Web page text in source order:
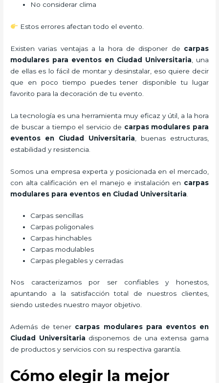
No considerar clima
Estos errores afectan todo el evento.
Existen varias ventajas a la hora de disponer de carpas
modulares para eventos en Ciudad Universitaria , una
de ellas es lo fácil de montar y desinstalar, eso quiere decir
que en poco tiempo puedes tener disponible tu lugar
favorito para la decoración de tu evento.
La tecnología es una herramienta muy eficaz y útil, a la hora
de buscar a tiempo el servicio de carpas modulares para
eventos en Ciudad Universitaria , buenas estructuras,
estabilidad y resistencia.
Somos una empresa experta y posicionada en el mercado,
con alta calificación en el manejo e instalación en carpas
modulares para eventos en Ciudad Universitaria
Carpas sencillas
Carpas poligonales
Carpas hinchables
Carpas modulables
Carpas plegables y cerradas
Nos caracterizamos por ser confiables y honestos,
apuntando a la satisfacción total de nuestros clientes,
siendo ustedes nuestro mayor objetivo.
Además de tener carpas modulares para eventos en
Ciudad Universitaria disponemos de una extensa gama
de productos y servicios con su respectiva garantía.
Cómo elegir la mejor